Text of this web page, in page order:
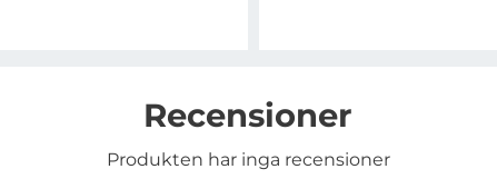
Recensioner
Produkten har inga recensioner